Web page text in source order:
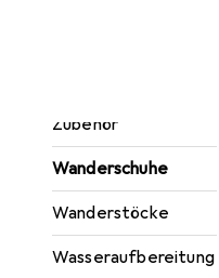
Zubehör
Wanderschuhe
Wanderstöcke
Wasseraufbereitung